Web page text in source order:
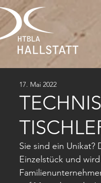
17. Mai 2022
Sie sind ein
Einzelstück und